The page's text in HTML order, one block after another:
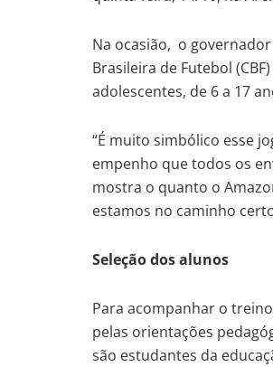
Na ocasião, o
Brasileira de Futebol
adolescentes, de 6 a 17
“É muito simbólico esse
empenho que todos os
mostra o quanto o
estamos no caminho
Seleção dos alunos
Para acompanhar o
pelas orientações
são estudantes da